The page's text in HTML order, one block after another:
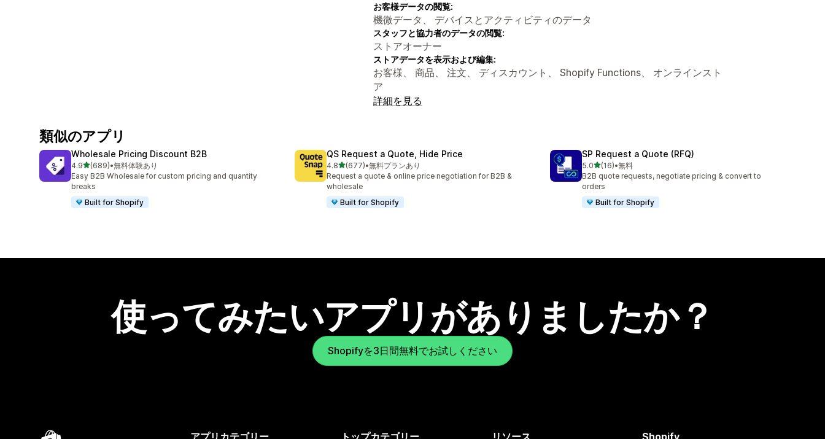
お客様データの閲覧:
機微データ、 デバイスとアクティビティのデータ
スタッフと協力者のデータの閲覧:
ストアオーナー
ストアデータを表示および編集:
お客様、 商品、 注文、 ディスカウント、 Shopify Functions、 オンラインスト
ア
詳細を見る
類似のアプリ
Wholesale Pricing Discount B2B
4.95つ星中
(689)
合計レビュー数：689件
•無料体験あり
Easy B2B Wholesale for custom pricing and quantity
breaks
Built for Shopify
QS Request a Quote, Hide Price
4.85つ星中
(677)
合計レビュー数：677件
•無料プランあり
Request a quote & online price negotiation for B2B &
wholesale
Built for Shopify
SP Request a Quote (RFQ)
5.05つ星中
(16)
合計レビュー数：16件
•無料
B2B quote requests, negotiate pricing & convert to
orders
Built for Shopify
使ってみたいアプリがありましたか？
Shopifyを3日間無料でお試しください